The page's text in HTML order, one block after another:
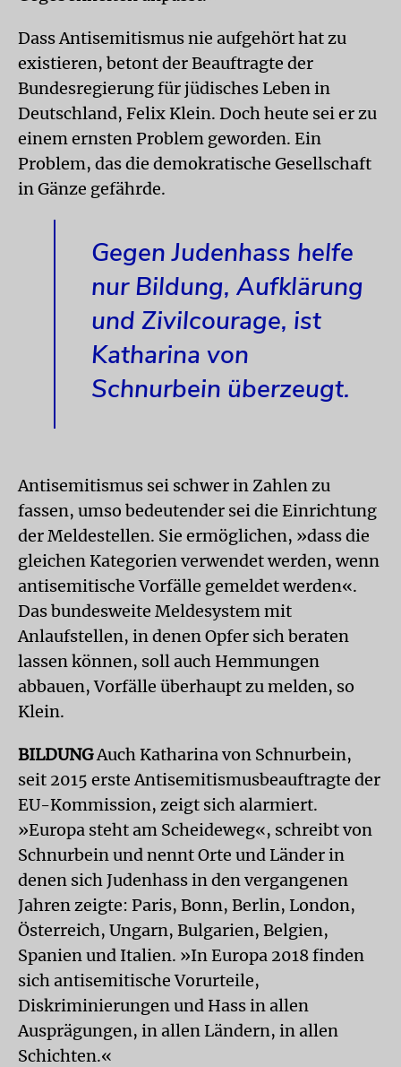
Dass Antisemitismus nie aufgehört hat zu
existieren, betont der Beauftragte der
Bundesregierung für jüdisches Leben in
Deutschland, Felix Klein. Doch heute sei er zu
einem ernsten Problem geworden. Ein
Problem, das die demokratische Gesellschaft
in Gänze gefährde.
Gegen Judenhass helfe
nur Bildung, Aufklärung
und Zivilcourage, ist
Katharina von
Schnurbein überzeugt.
Antisemitismus sei schwer in Zahlen zu
fassen, umso bedeutender sei die Einrichtung
der Meldestellen. Sie ermöglichen, »dass die
gleichen Kategorien verwendet werden, wenn
antisemitische Vorfälle gemeldet werden«.
Das bundesweite Meldesystem mit
Anlaufstellen, in denen Opfer sich beraten
lassen können, soll auch Hemmungen
abbauen, Vorfälle überhaupt zu melden, so
Klein.
BILDUNGAuch Katharina von Schnurbein,
seit 2015 erste Antisemitismusbeauftragte der
EU-Kommission, zeigt sich alarmiert.
»Europa steht am Scheideweg«, schreibt von
Schnurbein und nennt Orte und Länder in
denen sich Judenhass in den vergangenen
Jahren zeigte: Paris, Bonn, Berlin, London,
Österreich, Ungarn, Bulgarien, Belgien,
Spanien und Italien. »In Europa 2018 finden
sich antisemitische Vorurteile,
Diskriminierungen und Hass in allen
Ausprägungen, in allen Ländern, in allen
Schichten.«